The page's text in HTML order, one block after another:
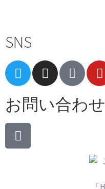
SNS
お問い合わせ